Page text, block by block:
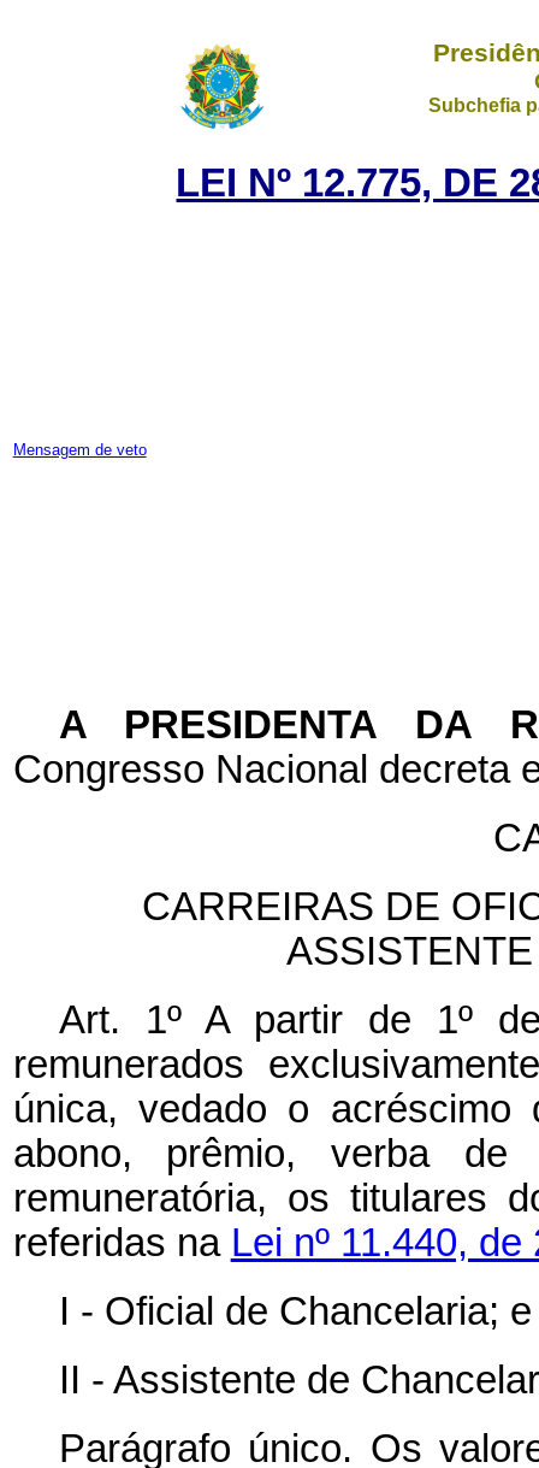
Subchefia
LEI Nº 12.775, DE
Mensagem de veto
A PRESIDENTA DA
Congresso Nacional decreta
CARREIRAS DE
Art. 1º A partir de 1º
remunerados
única, vedado o acréscimo
abono, prêmio, verba de
remuneratória, os titulares
referidas na Lei nº 11.440,
I - Oficial de Chancelaria; e
II - Assistente de
Parágrafo único. Os